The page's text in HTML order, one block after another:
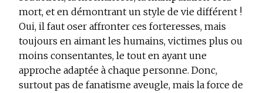
mort, et en démontrant un style de vie différent !
Oui, il faut oser affronter ces forteresses, mais
toujours en aimant les humains, victimes plus ou
moins consentantes, le tout en ayant une
approche adaptée à chaque personne. Donc,
surtout pas de fanatisme aveugle, mais la force de